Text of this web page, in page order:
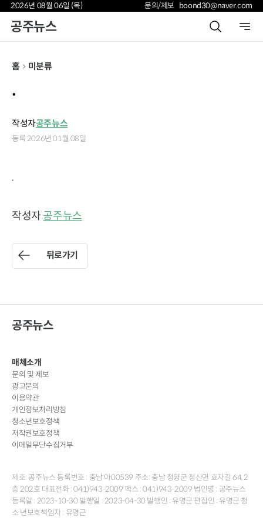
2026년 08월 06일 (목) 문의/제보 boond30@naver.com
공주뉴스
홈 미분류
.
작성자공주뉴스
등록 2026년 01월 08일
.
작성자 공주뉴스
뒤로가기
공주뉴스
매체소개
문의 및 제보
광고문의
이용약관
개인정보처리방침
청소년보호정책
저작권보호정책
이메일무단수집거부
제호: 공주뉴스 등록번호 : 충남 아00539 주소: 충남 청양군 청산면 효자길 64, 2
층 202호 대표전화 : 041)943-2009 팩스 : 041)943-2009 법인명 : 공주뉴스
등록일 : 2023-10-30 발행일 : 2023-04-30 발행인 : 유명근 편집인 : 유명근 청
소 년보호책임자 : 유명근